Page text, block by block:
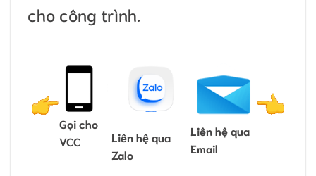
cho công trình.
Gọi cho
VCC
Liên hệ qua
Zalo
Liên hệ qua
Email